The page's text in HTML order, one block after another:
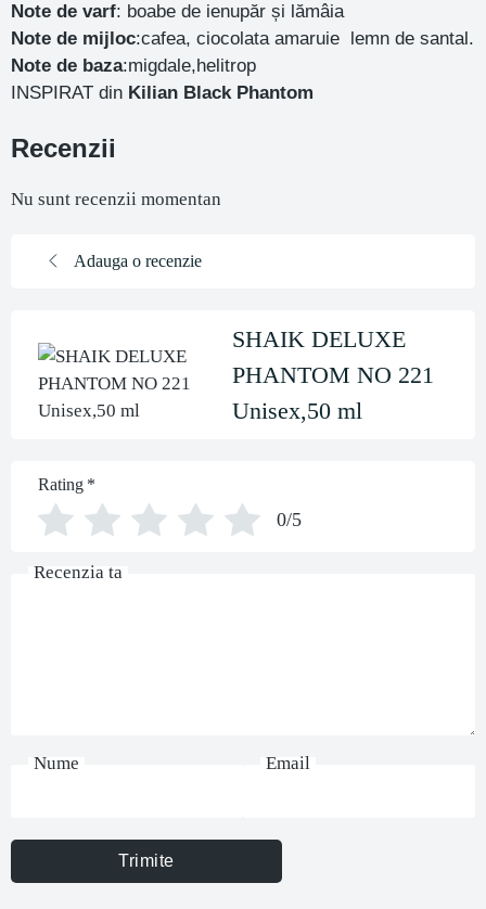
Note de varf: boabe de ienupăr și lămâia
Note de mijloc:cafea, ciocolata amaruie lemn de santal.
Note de baza:migdale,helitrop
INSPIRAT din Kilian Black Phantom
Recenzii
Nu sunt recenzii momentan
Adauga o recenzie
SHAIK DELUXE
PHANTOM NO 221
Unisex,50 ml
Rating *
0/5
Recenzia ta
Nume Email
Trimite